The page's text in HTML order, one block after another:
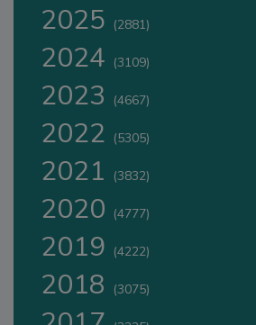
2025 (2881)
2024 (3109)
2023 (4667)
2022 (5305)
2021 (3832)
2020 (4777)
2019 (4222)
2018 (3075)